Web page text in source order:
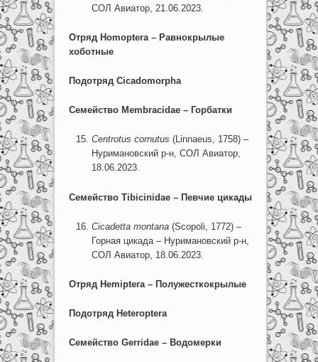
СОЛ Авиатор, 21.06.2023.
Отряд Homoptera– Равнокрылые
хоботные
Подотряд Cicadomorpha
Семейство Membracidae– Горбатки
Centrotus cornutus (Linnaeus, 1758) –
Нуримановский р-н, СОЛ Авиатор,
18.06.2023.
Семейство Tibicinidae– Певчие цикады
Cicadetta montana (Scopoli, 1772) –
Горная цикада – Нуримановский р-н,
СОЛ Авиатор, 18.06.2023.
Отряд Hemiptera – Полужесткокрылые
Подотряд Heteroptera
Семейство Gerridae – Водомерки